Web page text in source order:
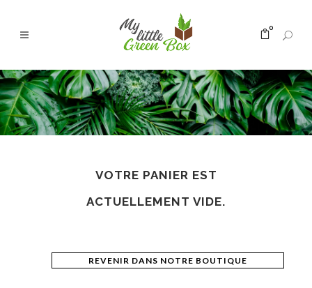
0
VOTRE PANIER EST
ACTUELLEMENT VIDE.
REVENIR DANS NOTRE BOUTIQUE